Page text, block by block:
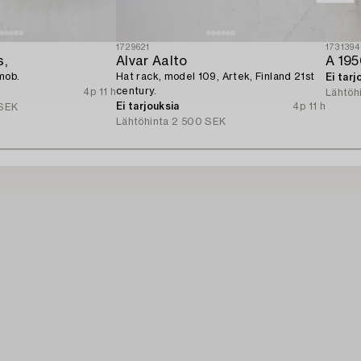
4p 11 h
1729621
Alvar Aalto
Hat rack, model 109, Artek, Finland 21st
century.
Ei tarjouksia
4p 11 h
Lähtöhinta 2 500 SEK
1731394
A
Ei